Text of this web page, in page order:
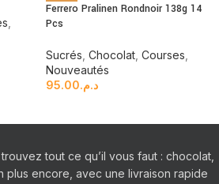
Ferrero Pralinen Rondnoir 138g 14
Pcs
Sucrés Chocolat Courses
Nouveautés
د.م.95.00
tout ce qu’il vous faut : chocolat,
plus encore, avec une livraison rapide